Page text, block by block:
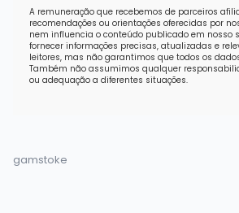
A remuneração que recebemos de parceiros
recomendações ou orientações oferecidas por
nem influencia o conteúdo publicado em nosso
fornecer informações precisas, atualizadas e
leitores, mas não garantimos que todos os
Também não assumimos qualquer
ou adequação a diferentes situações.
gamstoke